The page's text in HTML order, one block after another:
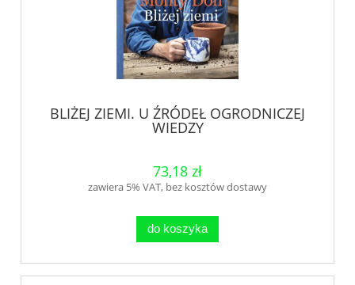
BLIŻEJ ZIEMI. U ŹRÓDEŁ OGRODNICZEJ
WIEDZY
73,18 zł
zawiera 5% VAT, bez kosztów dostawy
do koszyka